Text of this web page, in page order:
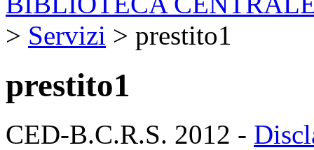
> Servizi > prestito1
prestito1
CED-B.C.R.S. 2012 -